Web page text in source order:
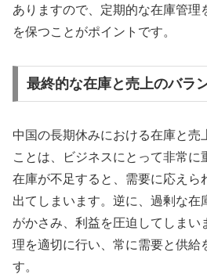
ありますので、定期的な在庫管理
を保つことがポイントです。
最終的な在庫と売上のバラ
中国の長期休みにおける在庫と売
ことは、ビジネスにとって非常に
在庫が不足すると、需要に応えら
出てしまいます。逆に、過剰な在
がかさみ、利益を圧迫してしまい
理を適切に行い、常に需要と供給
す。